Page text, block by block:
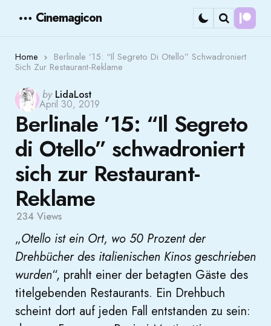
Cinemagicon
Search
Home Berlinale ’15: “Il Segreto Di Otello” Schwadroniert
Sich Zur Restaurant-Reklame
Posted
by
by LidaLost
April 30, 2019
Berlinale ’15: “Il Segreto
di Otello” schwadroniert
sich zur Restaurant-
Reklame
234 Views
„Otello ist ein Ort, wo 50 Prozent der
Drehbücherdes italienischen Kinos geschrieben
wurden“, prahlt einer der betagten Gäste des
titelgebenden Restaurants. Ein Drehbuch
scheint dort auf jeden Fall entstanden zu sein: